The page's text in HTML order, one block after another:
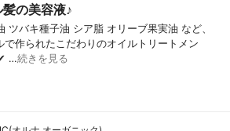
の美容液♪
ツバキ種子油 シア脂 オリーブ果実油 など、
作られたこだわりのオイルトリートメン
…続きを見る